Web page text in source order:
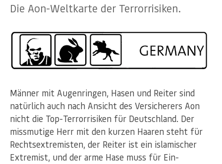
Die Aon-Weltkarte der Terrorrisiken.
Männer mit Augenringen, Hasen und Reiter sind
natürlich auch nach Ansicht des Versicherers Aon
nicht die Top-Terrorrisiken für Deutschland. Der
missmutige Herr mit den kurzen Haaren steht für
Rechtsextremisten, der Reiter ist ein islamischer
Extremist, und der arme Hase muss für Ein-